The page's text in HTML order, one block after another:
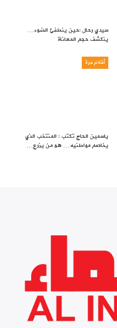
سيدي رحال :حين ينطفئ الضوء…
ينكشف حجم المعاناة
أقلام حرة
ياسمين الحاج تكتب : المنتخب الذي
يخاصم مواطنيه… هو من يزرع…